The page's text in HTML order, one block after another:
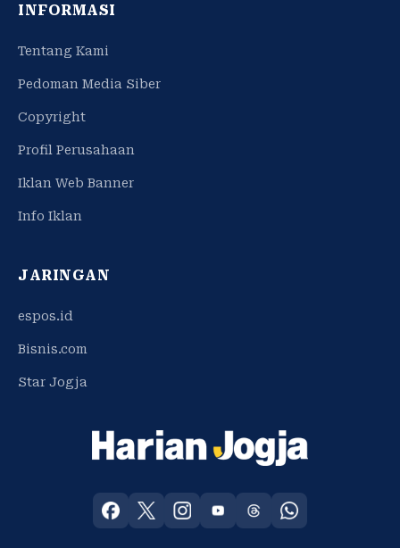
INFORMASI
Tentang Kami
Pedoman Media Siber
Copyright
Profil Perusahaan
Iklan Web Banner
Info Iklan
JARINGAN
espos.id
Bisnis.com
Star Jogja